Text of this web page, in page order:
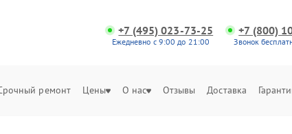
+7 (495) 023-73-25
Ежедневно с 9:00 до 21:00
+7 (800)
Звонок
ремонт Цены О нас Отзывы Доставка